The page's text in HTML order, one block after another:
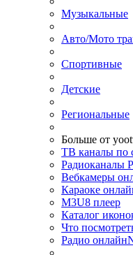
Музыкальные
Авто/Мото
Спортивные
Детские
Региональные
Больше от
ТВ каналы по
Радиоканалы
Вебкамеры
Караоке
M3U8 плеер
Каталог
Что
Радио онлайн